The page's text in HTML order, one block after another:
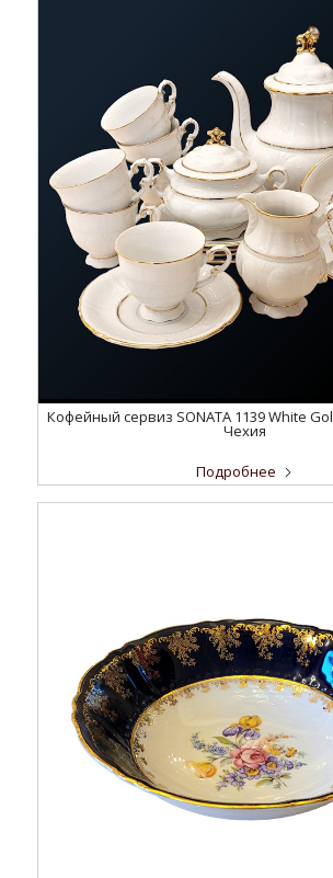
Кофейный сервиз SONATA 1139 White
Чехия
Подробнее